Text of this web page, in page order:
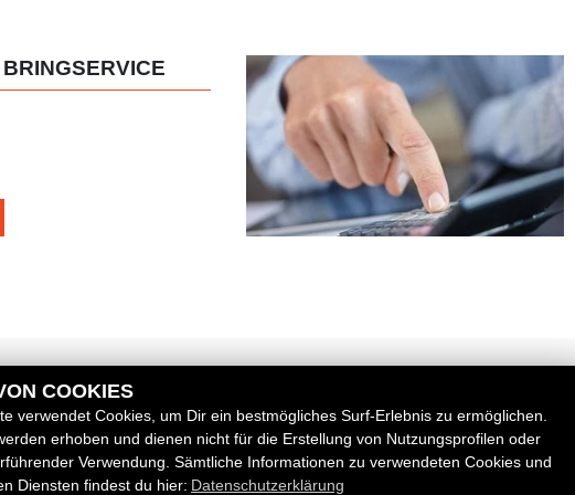
RECHTLICHES
AGB
Impressum
COOKIES
verwendet Cookies, um Dir ein bestmögliches Surf-Erlebnis zu ermöglichen.
erhoben und dienen nicht für die Erstellung von Nutzungsprofilen oder
Verwendung. Sämtliche Informationen zu verwendeten Cookies und
Diensten findest du hier: Datenschutzerklärung